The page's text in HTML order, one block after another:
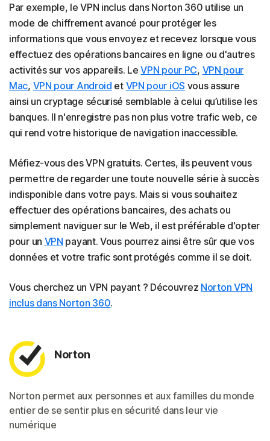
Par exemple, le VPN inclus dans Norton 360 utilise un
mode de chiffrement avancé pour protéger les
informations que vous envoyez et recevez lorsque vous
effectuez des opérations bancaires en ligne ou d'autres
activités sur vos appareils. LeVPN pour PC, VPN pour
Mac, VPN pour Android et VPN pour iOS vous assure
ainsi un cryptage sécurisé semblable à celui qu’utilise les
banques. Il n'enregistre pas non plus votre trafic web, ce
qui rend votre historique de navigation inaccessible.
Méfiez-vous des VPN gratuits. Certes, ils peuvent vous
permettre de regarder une toute nouvelle série à succès
indisponible dans votre pays. Mais si vous souhaitez
effectuer des opérations bancaires, des achats ou
simplement naviguer sur le Web, il est préférable d'opter
pour un VPN payant. Vous pourrez ainsi être sûr que vos
données et votre trafic sont protégés comme il se doit.
Vous cherchez un VPN payant ? Découvrez Norton VPN
inclus dans Norton 360.
Norton
Norton permet aux personnes et aux familles du monde
entier de se sentir plus en sécurité dans leur vie
numérique